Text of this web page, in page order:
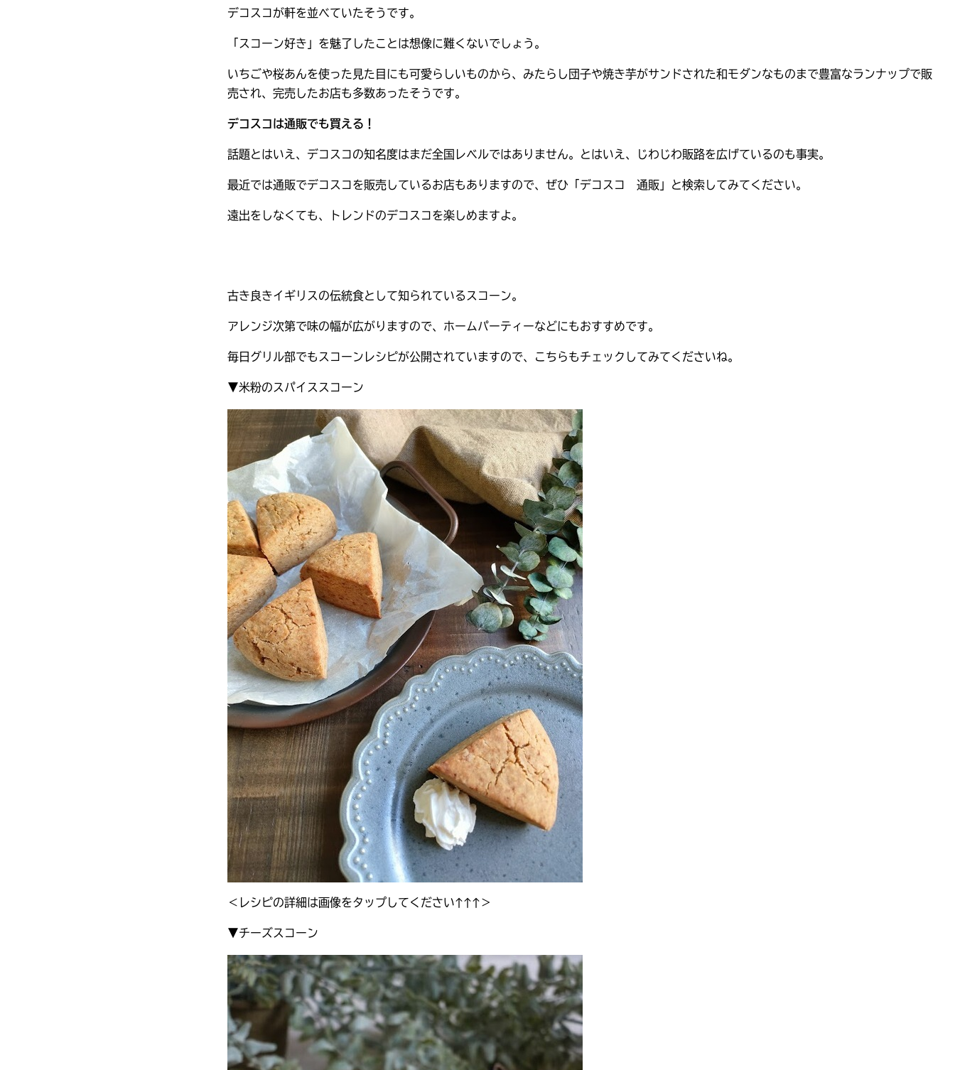
デコスコが軒を並べていたそうです。
「スコーン好き」を魅了したことは想像に難くないでしょう。
いちごや桜あんを使った見た目にも可愛らしいものから、みたらし団子や焼き芋がサンドされた和モダンなものまで豊富なランナップで販
売され、完売したお店も多数あったそうです。
デコスコは通販でも買える！
話題とはいえ、デコスコの知名度はまだ全国レベルではありません。とはいえ、じわじわ販路を広げているのも事実。
最近では通販でデコスコを販売しているお店もありますので、ぜひ「デコスコ 通販」と検索してみてください。
遠出をしなくても、トレンドのデコスコを楽しめますよ。
古き良きイギリスの伝統食として知られているスコーン。
アレンジ次第で味の幅が広がりますので、ホームパーティーなどにもおすすめです。
毎日グリル部でもスコーンレシピが公開されていますので、こちらもチェックしてみてくださいね。
▼米粉のスパイススコーン
＜レシピの詳細は画像をタップしてください↑↑↑＞
▼チーズスコーン